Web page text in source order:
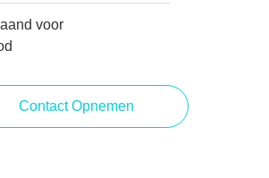
voor
Contact Opnemen